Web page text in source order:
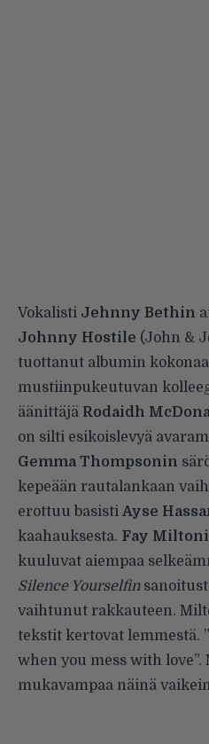
Vokalisti Jehnny Bethin
Johnny Hostile (John &
tuottanut albumin
mustiinpukeutuvan
äänittäjä Rodaidh
on silti esikoislevyä
Gemma Thompsonin
kepeään rautalankaan
erottuu basisti Ayse
kaahauksesta. Fay
kuuluvat aiempaa
Silence Yourselfin
vaihtunut rakkauteen.
tekstit kertovat lemmestä.
when you mess with love”.
mukavampaa näinä